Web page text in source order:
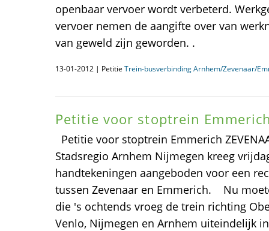
openbaar vervoer wordt verbeterd.
vervoer nemen de aangifte over van
van geweld zijn geworden. .
13-01-2012 | Petitie Trein-busverbinding Arnhem/Zevenaar/
Petitie voor stoptrein
Petitie voor stoptrein Emmerich
Stadsregio Arnhem Nijmegen kreeg
handtekeningen aangeboden voor een
tussen Zevenaar en Emmerich. Nu
die 's ochtends vroeg de trein richting
Venlo, Nijmegen en Arnhem uiteindelijk